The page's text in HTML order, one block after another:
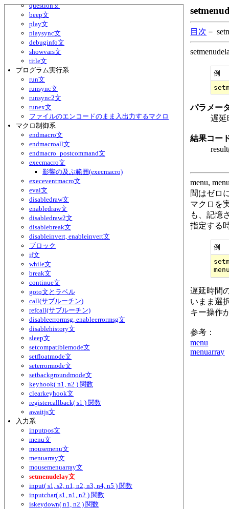
question文
beep文
play文
playsync文
debuginfo文
showvars文
title文
プログラム実行系
run文
runsync文
runsync2文
runex文
ファイルのエンコードのまま入出力するマクロ
マクロ制御系
endmacro文
endmacroall文
endmacro_postcommand文
execmacro文
影響の及ぶ範囲(execmacro)
execeventmacro文
eval文
disabledraw文
enabledraw文
disabledraw2文
disablebreak文
disableinvert, enableinvert文
ブロック
if文
while文
break文
continue文
goto文とラベル
call(サブルーチン)
refcall(サブルーチン)
disableerrormsg, enableerrormsg文
disablehistory文
sleep文
setcompatiblemode文
setfloatmode文
seterrormode文
setbackgroundmode文
keyhook( n1, n2 ) 関数
clearkeyhook文
registercallback( s1 ) 関数
awaitjs文
入力系
inputpos文
menu文
mousemenu文
menuarray文
mousemenuarray文
setmenudelay文
input( s1, s2, n1, n2, n3, n4, n5 ) 関数
inputchar( s1, n1, n2 ) 関数
iskeydown( n1, n2 ) 関数
目次 －
例
パラメー
遅延
結果コー
menu,
間はゼロ
マクロを
も、記憶
指定する
例
遅延時間
いまま選
キー操作
参考：
menu
menuarray